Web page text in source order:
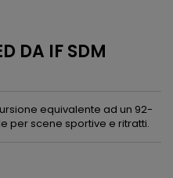
DA IF SDM
equivalente ad un 92-
per scene sportive e ritratti.